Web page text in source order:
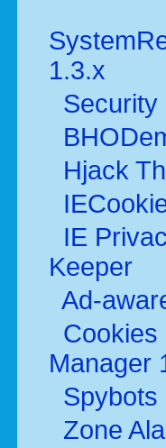
1.3.x
Security
Hjack
IE
Keeper
Ad-
Cookies
Manager
Spybots
Zone